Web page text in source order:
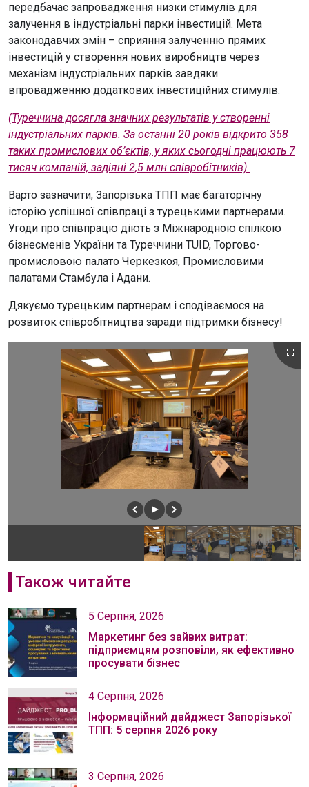
передбачає запровадження низки стимулів для
залучення в індустріальні парки інвестицій. Мета
законодавчих змін – сприяння залученню прямих
інвестицій у створення нових виробництв через
механізм індустріальних парків завдяки
впровадженню додаткових інвестиційних стимулів.
(Туреччина досягла значних результатів у створенні
індустріальних парків. За останні 20 років відкрито 358
таких промислових об’єктів, у яких сьогодні працюють 7
тисяч компаній, задіяні 2,5 млн співробітників).
Варто зазначити, Запорізька ТПП має багаторічну
історію успішної співпраці з турецькими партнерами.
Угоди про співпрацю діють з Міжнародною спілкою
бізнесменів України та Туреччини TUID, Торгово-
промисловою палато Черкезкоя, Промисловими
палатами Стамбула і Адани.
Дякуємо турецьким партнерам і сподіваємося на
розвиток співробітництва заради підтримки бізнесу!
Також читайте
5 Серпня, 2026
Маркетинг без зайвих витрат:
підприємцям розповіли, як ефективно
просувати бізнес
4 Серпня, 2026
Інформаційний дайджест Запорізької
ТПП: 5 серпня 2026 року
3 Серпня, 2026